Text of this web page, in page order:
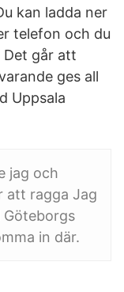
kan ladda ner
telefon och du
går att
ges all
Uppsala
jag och
att ragga Jag
Göteborgs
in där.